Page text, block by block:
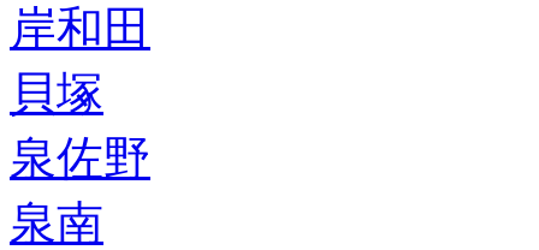
岸和田
貝塚
泉佐野
泉南